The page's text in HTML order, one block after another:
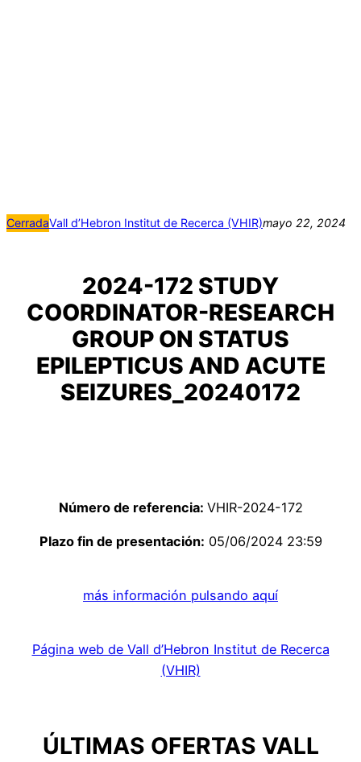
CerradaVall d’Hebron Institut de Recerca (VHIR)mayo 22, 2024
2024-172 STUDY
COORDINATOR-RESEARCH
GROUP ON STATUS
EPILEPTICUS AND ACUTE
SEIZURES_20240172
Número de referencia: VHIR-2024-172
Plazo fin de presentación: 05/06/2024 23:59
más información pulsando aquí
Página web de Vall d’Hebron Institut de Recerca
(VHIR)
ÚLTIMAS OFERTAS VALL